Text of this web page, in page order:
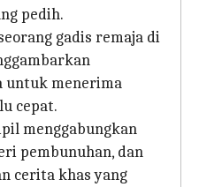
pedih.
gadis remaja di
untuk menerima
cepat.
menggabungkan
pembunuhan, dan
cerita khas yang